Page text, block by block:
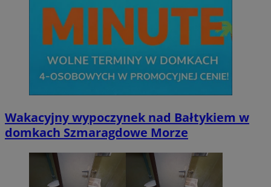
Wakacyjny wypoczynek nad Bałtykiem w
domkach Szmaragdowe Morze